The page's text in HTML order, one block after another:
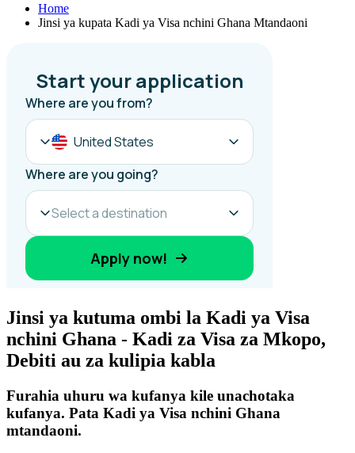
Home
Jinsi ya kupata Kadi ya Visa nchini Ghana Mtandaoni
Jinsi ya kutuma ombi la Kadi ya Visa
nchini Ghana - Kadi za Visa za Mkopo,
Debiti au za kulipia kabla
Furahia uhuru wa kufanya kile unachotaka
kufanya. Pata Kadi ya Visa nchini Ghana
mtandaoni.